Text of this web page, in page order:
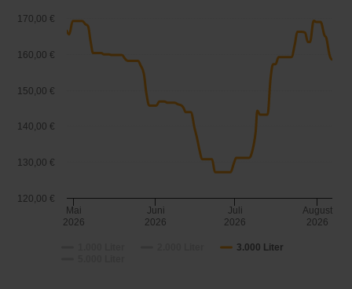
3.000 Liter
Mai
2026
Juni
2026
Juli
2026
August
2026
120,00 €
130,00 €
140,00 €
150,00 €
160,00 €
170,00 €